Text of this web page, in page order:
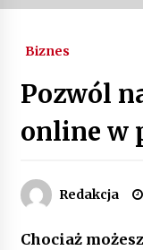
Biznes
Pozwól
online w
Redakcja
Chociaż